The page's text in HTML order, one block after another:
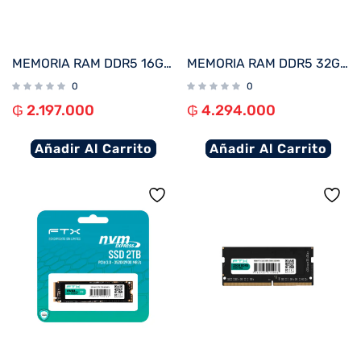
MEMORIA RAM DDR5 16GB 6000 KINGSTON FURY BEAST BK KF560C36BBE2-16 XMP
0
₲ 2.197.000
Añadir Al Carrito
MEMORIA RAM DDR5 32GB 6000 KINGSTON FURY BEAST BK KF560C36BBE-32
0
₲ 4.294.000
Añadir Al Carrito